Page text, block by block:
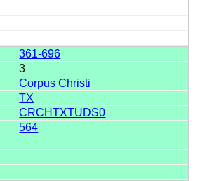
361-696
3
Corpus Christi
TX
CRCHTXTUDS0
564